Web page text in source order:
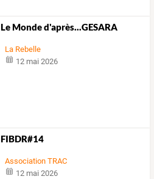
Le Monde d'après...GESARA
La Rebelle
12 mai 2026
FIBDR#14
Association TRAC
12 mai 2026